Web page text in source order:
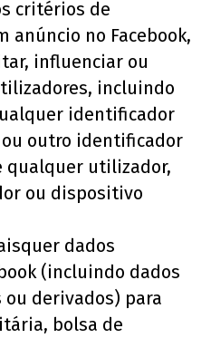
critérios de
anúncio no Facebook,
influenciar ou
incluindo
identificador
outro identificador
qualquer utilizador,
ou dispositivo
dados
(incluindo dados
ou derivados) para
bolsa de